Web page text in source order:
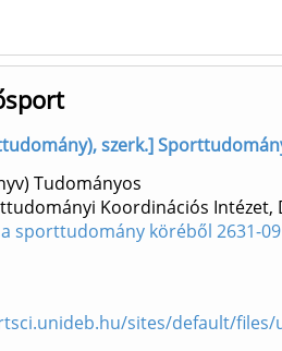
szerk.]
Tudományos
Koordinációs Intézet,
sporttudomány köréből 2631-
sites/default/